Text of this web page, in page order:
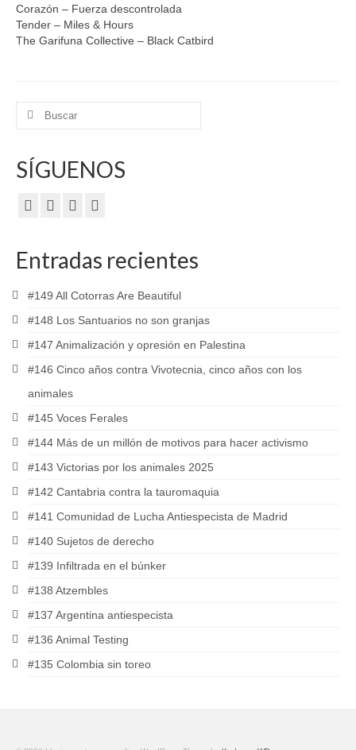
Corazón – Fuerza descontrolada
Tender – Miles & Hours
The Garifuna Collective – Black Catbird
Buscar
SÍGUENOS
Entradas recientes
#149 All Cotorras Are Beautiful
#148 Los Santuarios no son granjas
#147 Animalización y opresión en Palestina
#146 Cinco años contra Vivotecnia, cinco años con los
animales
#145 Voces Ferales
#144 Más de un millón de motivos para hacer activismo
#143 Victorias por los animales 2025
#142 Cantabria contra la tauromaquia
#141 Comunidad de Lucha Antiespecista de Madrid
#140 Sujetos de derecho
#139 Infiltrada en el búnker
#138 Atzembles
#137 Argentina antiespecista
#136 Animal Testing
#135 Colombia sin toreo